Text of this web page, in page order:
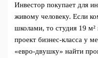
Инвестор покупает для
живому человеку. Если
школами, то студия 19
проект бизнес-класса у
«евро-двушку» найти